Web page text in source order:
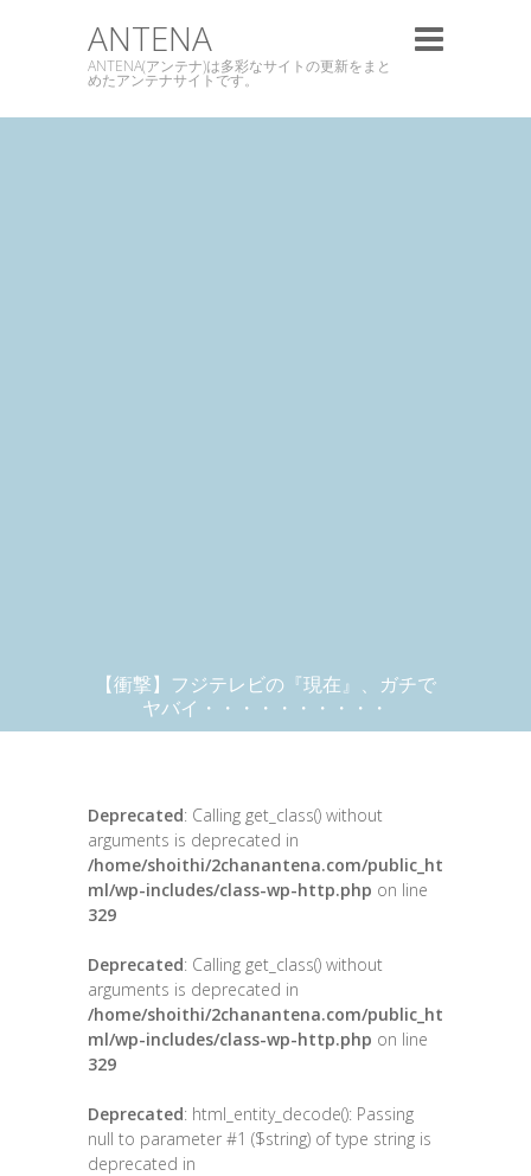
ANTENA
ANTENA(アンテナ)は多彩なサイトの更新をまと
めたアンテナサイトです。
【衝撃】フジテレビの『現在』、ガチで
ヤバイ・・・・・・・・・・
Deprecated: Calling get_class() without
arguments is deprecated in
/home/shoithi/2chanantena.com/public_ht
ml/wp-includes/class-wp-http.php on line
329
Deprecated: Calling get_class() without
arguments is deprecated in
/home/shoithi/2chanantena.com/public_ht
ml/wp-includes/class-wp-http.php on line
329
Deprecated: html_entity_decode(): Passing
null to parameter #1 ($string) of type string is
deprecated in